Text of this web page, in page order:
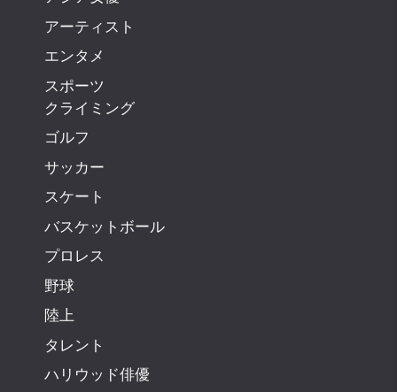
アーティスト
エンタメ
スポーツ
クライミング
ゴルフ
サッカー
スケート
バスケットボール
プロレス
野球
陸上
タレント
ハリウッド俳優